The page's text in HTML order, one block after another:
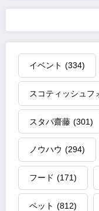
イベント (334)
スコティッシュフ
スタパ齋藤 (301)
ノウハウ (294)
フード (171)
ペット (812)